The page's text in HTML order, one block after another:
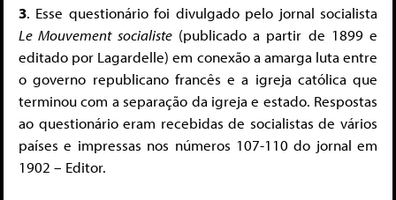
3. Esse questionário foi divulgado pelo jornal socialista
Le Mouvement socialiste(publicado a partir de 1899 e
editado por Lagardelle) em conexão a amarga luta entre
o governo republicano francês e a igreja católica que
terminou com a separação da igreja e estado. Respostas
ao questionário eram recebidas de socialistas de vários
países e impressas nos números 107-110 do jornal em
1902 – Editor.